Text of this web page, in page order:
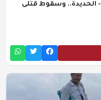
الحديدة.. وسقوط قتلى